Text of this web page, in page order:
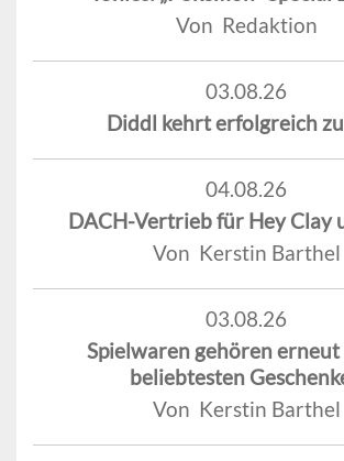
Von Redaktion
03.08.26
Diddl kehrt erfolgreich
04.08.26
DACH-Vertrieb für Hey Clay
Von Kerstin Barthel
03.08.26
Spielwaren gehören erneut
beliebtesten
Von Kerstin Barthel